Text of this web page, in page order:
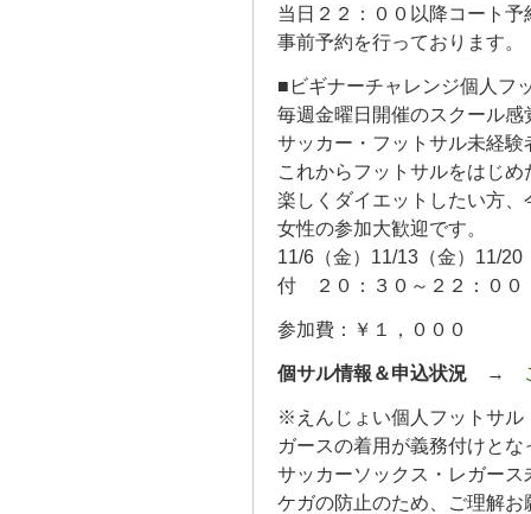
当日２２：００以降コート
事前予約を行っております。
■ビギナーチャレンジ個人フ
毎週金曜日開催のスクール
サッカー・フットサル未経験
これからフットサルをはじ
楽しくダイエットしたい方
女性の参加大歓迎です。
11/6（金）11/13（金）11/
付 ２０：３０～２２：００
参加費：￥１，０００
個サル情報＆申込状況 →
※えんじょい個人フットサル
ガースの着用が義務付けと
サッカーソックス・レガー
ケガの防止のため、ご理解お